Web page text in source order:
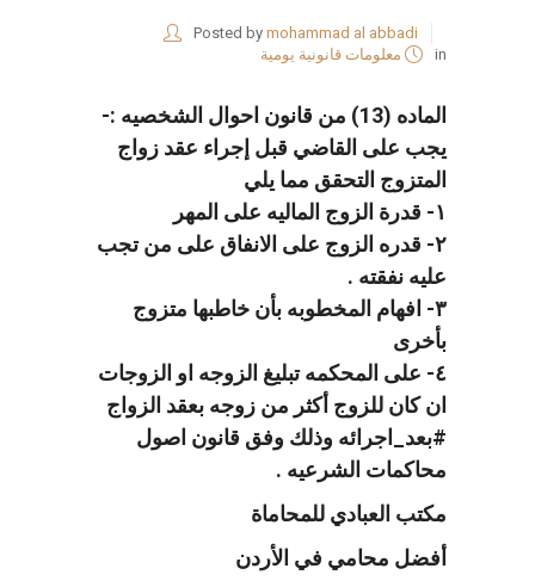
Posted by mohammad al abbadi
in
معلومات قانونية يومية
الماده (13) من قانون احوال الشخصيه :-
يجب على القاضي قبل إجراء عقد زواج
المتزوج التحقق مما يلي
١- قدرة الزوج الماليه على المهر
٢- قدره الزوج على الانفاق على من تجب
عليه نفقته .
٣- افهام المخطوبه بأن خاطبها متزوج
بأخرى
٤- على المحكمه تبليغ الزوجه او الزوجات
ان كان للزوج أكثر من زوجه بعقد الزواج
#بعد_اجرائه وذلك وفق قانون اصول
محاكمات الشرعيه .
مكتب العبادي للمحاماة
أفضل محامي في الأردن